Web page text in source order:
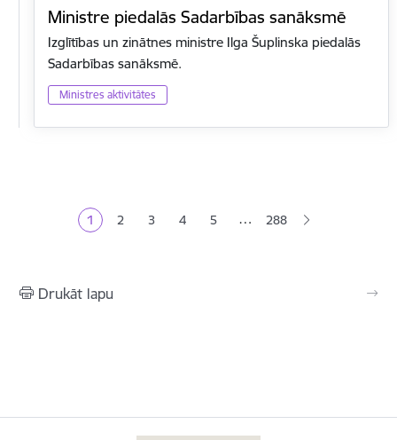
Ministre piedalās Sadarbības sanāksmē
Izglītības un zinātnes ministre Ilga Šuplinska piedalās
Sadarbības sanāksmē.
Ministres aktivitātes
Pašreizējā lapa
1 Lapa
2 Lapa
3 Lapa
4 Lapa
5 … 288
Drukāt lapu